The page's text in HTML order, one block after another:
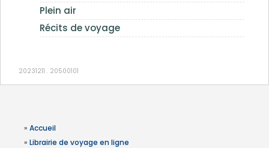
Plein air
Récits de voyage
20231211 . 20500101
» Accueil
» Librairie de voyage en ligne